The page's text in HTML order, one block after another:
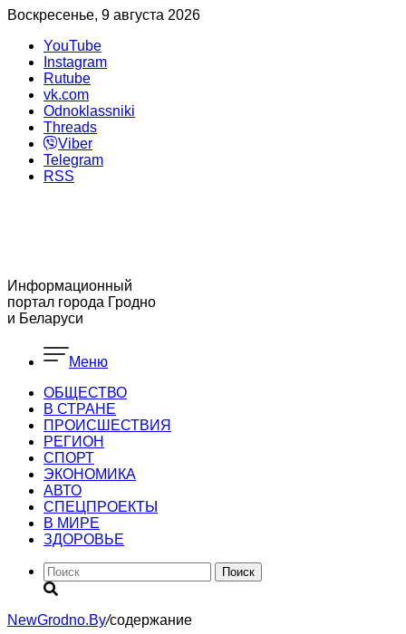
Воскресенье, 9 августа 2026
YouTube
Instagram
Rutube
vk.com
Odnoklassniki
Threads
Viber
Telegram
RSS
Информационный
портал города Гродно
и Беларуси
Меню
ОБЩЕСТВО
В СТРАНЕ
ПРОИСШЕСТВИЯ
РЕГИОН
CПОРТ
ЭКОНОМИКА
АВТО
СПЕЦПРОЕКТЫ
В МИРЕ
ЗДОРОВЬЕ
Поиск
NewGrodno.By/содержание